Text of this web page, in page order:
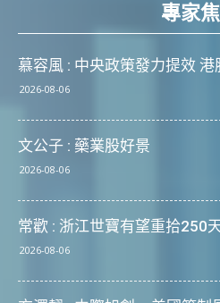
專家
慕容風 : 中央政策發力提效
2026-08-06
文公子 : 藥業股好景
2026-08-06
常歡 : 浙江世寶有望重拾250
2026-08-06